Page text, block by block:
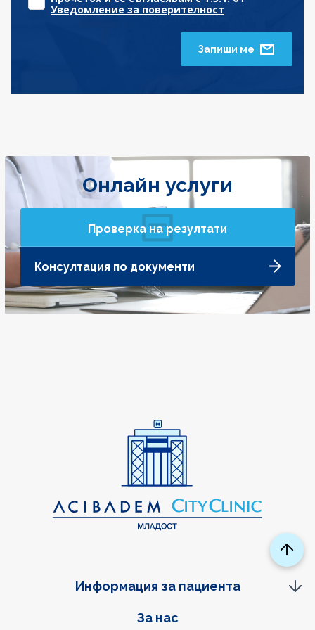
Уведомление за поверителност
Запиши ме
Онлайн услуги
Проверка на резултати
Консултация по документи
Фуутер навигация
За нас
Информация за пациента